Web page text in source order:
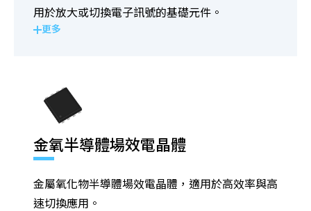
用於放大或切換電子訊號的基礎元件。
更多
金氧半導體場效電晶體
金屬氧化物半導體場效電晶體，適用於高效率與高
速切換應用。